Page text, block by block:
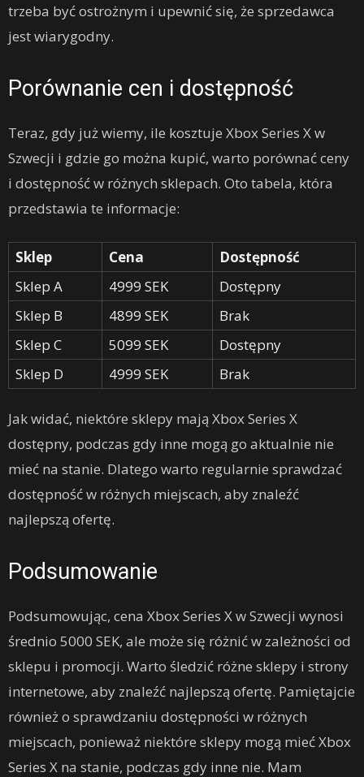
trzeba być ostrożnym i upewnić się, że sprzedawca
jest wiarygodny.
Porównanie cen i dostępność
Teraz, gdy już wiemy, ile kosztuje Xbox Series X w
Szwecji i gdzie go można kupić, warto porównać ceny
i dostępność w różnych sklepach. Oto tabela, która
przedstawia te informacje:
Sklep Cena
Dostępność
Sklep A
4999 SEK
Dostępny
Sklep B
4899 SEK
Brak
Sklep C
5099 SEK
Dostępny
Sklep D
4999 SEK Brak
Jak widać, niektóre sklepy mają Xbox Series X
dostępny, podczas gdy inne mogą go aktualnie nie
mieć na stanie. Dlatego warto regularnie sprawdzać
dostępność w różnych miejscach, aby znaleźć
najlepszą ofertę.
Podsumowanie
Podsumowując, cena Xbox Series X w Szwecji wynosi
średnio 5000 SEK, ale może się różnić w zależności od
sklepu i promocji. Warto śledzić różne sklepy i strony
internetowe, aby znaleźć najlepszą ofertę. Pamiętajcie
również o sprawdzaniu dostępności w różnych
miejscach, ponieważ niektóre sklepy mogą mieć Xbox
Series X na stanie, podczas gdy inne nie. Mam